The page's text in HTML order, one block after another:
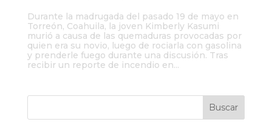
Durante la madrugada del pasado 19 de mayo en
Torreón, Coahuila, la joven Kimberly Kasumi
murió a causa de las quemaduras provocadas por
quien era su novio, luego de rociarla con gasolina
y prenderle fuego durante una discusión. Tras
recibir un reporte de incendio en...